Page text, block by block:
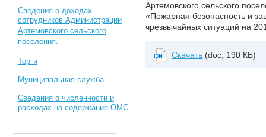
Сведения о доходах
сотрудников Администрации
Артемовского сельского
поселения.
Торги
Муниципальная служба
Сведения о численности и
расходах на содержание ОМС
Артемовского сельского
«Пожарная безопасность и
чрезвычайных ситуаций на
Скачать (doc, 190 КБ)